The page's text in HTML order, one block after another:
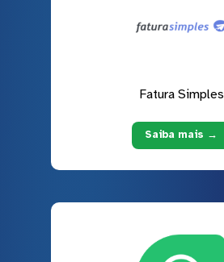
Fatura Simples
Saiba mais →